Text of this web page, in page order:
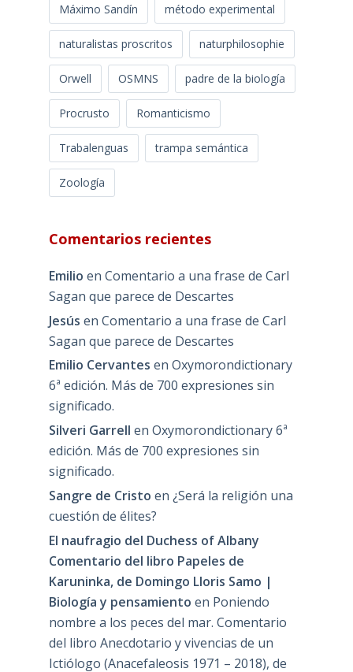
Máximo Sandín método experimental
naturalistas proscritos naturphilosophie
Orwell OSMNS padre de la biología
Procrusto Romanticismo
Trabalenguas trampa semántica
Zoología
Comentarios recientes
Emilio en Comentario a una frase de Carl
Sagan que parece de Descartes
Jesús en Comentario a una frase de Carl
Sagan que parece de Descartes
Emilio Cervantes en Oxymorondictionary
6ª edición. Más de 700 expresiones sin
significado.
Silveri Garrell en Oxymorondictionary 6ª
edición. Más de 700 expresiones sin
significado.
Sangre de Cristo en ¿Será la religión una
cuestión de élites?
El naufragio del Duchess of Albany
Comentario del libro Papeles de
Karuninka, de Domingo Lloris Samo |
Biología y pensamiento en Poniendo
nombre a los peces del mar. Comentario
del libro Anecdotario y vivencias de un
Ictiólogo (Anacefaleosis 1971 – 2018), de